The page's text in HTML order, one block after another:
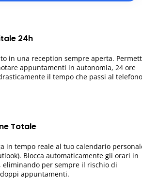
24h
in una reception sempre aperta.
appuntamenti in autonomia, 24 ore
il tempo che passi al telefono
Totale
in tempo reale al tuo calendario
Blocca automaticamente gli orari in
eliminando per sempre il rischio di
appuntamenti.